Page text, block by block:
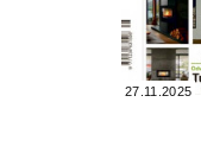
27.11.2025